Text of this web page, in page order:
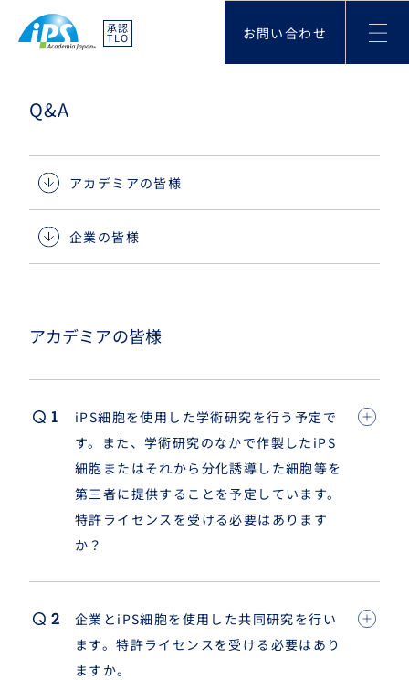
承認
TLO お問い合わせ
Q&A
アカデミアの皆様
企業の皆様
アカデミアの皆様
iPS細胞を使用した学術研究を行う予定で
す。また、学術研究のなかで作製したiPS
細胞 またはそれから分化誘導した細胞等を
第三者に提供することを予定しています。
特許ライセンスを受ける必要はあります
か？
企業とiPS細胞を使用した共同研究を行い
ます。特許ライセンスを受ける必要はあり
ますか。